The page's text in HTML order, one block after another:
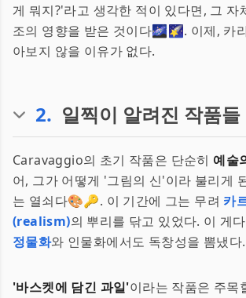
게 뭐지?'라고 생각한 적이 있다면, 그 자
조의 영향을 받은 것이다🌌🌠. 이제, 카
아보지 않을 이유가 없다.
2. 일찍이 알려진 작품들
Caravaggio의 초기 작품은 단순히 예술
어, 그가 어떻게 '그림의 신'이라 불리게
는 열쇠다🎨🔑. 이 기간에 그는 무려 카
(realism)의 뿌리를 닦고 있었다. 이 게
정물화와 인물화에서도 독창성을 뽐냈다.
'바스켓에 담긴 과일'이라는 작품은 주목